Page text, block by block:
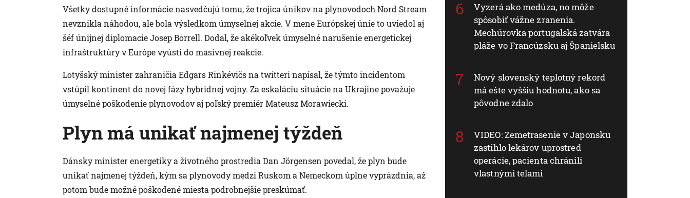
Všetky dostupné informácie nasvedčujú tomu, že trojica únikov na plynovodoch Nord Stream
nevznikla náhodou, ale bola výsledkom úmyselnej akcie. V mene Európskej únie to uviedol aj
šéf únijnej diplomacie Josep Borrell. Dodal, že akékoľvek úmyselné narušenie energetickej
infraštruktúry v Európe vyústi do masívnej reakcie.
Lotyšský minister zahraničia Edgars Rinkévičs na twitteri napísal, že týmto incidentom
vstúpil kontinent do novej fázy hybridnej vojny. Za eskaláciu situácie na Ukrajine považuje
úmyselné poškodenie plynovodov aj poľský premiér Mateusz Morawiecki.
Plyn má unikať najmenej týždeň
Dánsky minister energetiky a životného prostredia Dan Jörgensen povedal, že plyn bude
unikať najmenej týždeň, kým sa plynovody medzi Ruskom a Nemeckom úplne vyprázdnia, až
potom bude možné poškodené miesta podrobnejšie preskúmať.
Vyzerá ako medúza, no môže
spôsobiť vážne zranenia.
Mechúrovka portugalská zatvára
pláže vo Francúzsku aj Španielsku
Nový slovenský teplotný rekord
má ešte vyššiu hodnotu, ako sa
pôvodne zdalo
VIDEO: Zemetrasenie v Japonsku
zastihlo lekárov uprostred
operácie, pacienta chránili
vlastnými telami